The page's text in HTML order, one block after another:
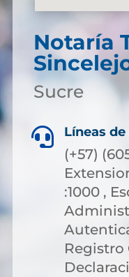
Notaría
Sucre
 Líneas
(+57)
:1000 ,
Registro